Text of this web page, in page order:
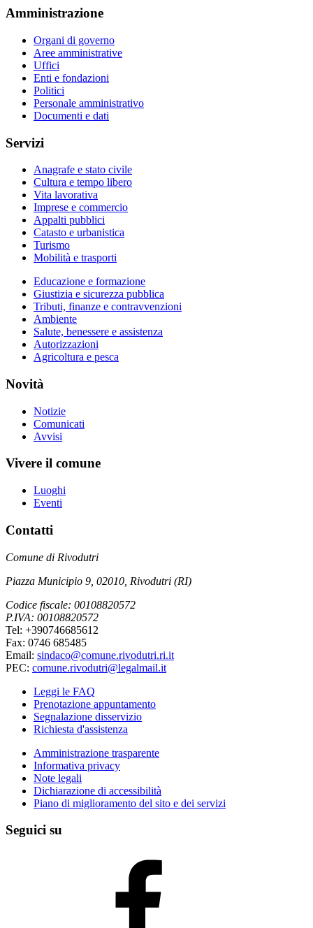
Amministrazione
Organi di governo
Aree amministrative
Uffici
Enti e fondazioni
Politici
Personale amministrativo
Documenti e dati
Servizi
Anagrafe e stato civile
Cultura e tempo libero
Vita lavorativa
Imprese e commercio
Appalti pubblici
Catasto e urbanistica
Turismo
Mobilità e trasporti
Educazione e formazione
Giustizia e sicurezza pubblica
Tributi, finanze e contravvenzioni
Ambiente
Salute, benessere e assistenza
Autorizzazioni
Agricoltura e pesca
Novità
Notizie
Comunicati
Avvisi
Vivere il comune
Luoghi
Eventi
Contatti
Comune di Rivodutri
Piazza Municipio 9, 02010, Rivodutri (RI)
Codice fiscale: 00108820572
P.IVA: 00108820572
Tel: +390746685612
Fax: 0746 685485
Email: sindaco@comune.rivodutri.ri.it
PEC: comune.rivodutri@legalmail.it
Leggi le FAQ
Prenotazione appuntamento
Segnalazione disservizio
Richiesta d'assistenza
Amministrazione trasparente
Informativa privacy
Note legali
Dichiarazione di accessibilità
Piano di miglioramento del sito e dei servizi
Seguici su